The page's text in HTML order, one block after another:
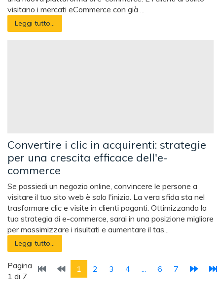
visitano i mercati eCommerce con già ...
Leggi tutto...
Convertire i clic in acquirenti: strategie
per una crescita efficace dell'e-
commerce
Se possiedi un negozio online, convincere le persone a
visitare il tuo sito web è solo l'inizio. La vera sfida sta nel
trasformare clic e visite in clienti paganti. Ottimizzando la
tua strategia di e-commerce, sarai in una posizione migliore
per massimizzare i risultati e aumentare il tas...
Leggi tutto...
Pagina
1 di 7
1 2 3 4 ... 6 7